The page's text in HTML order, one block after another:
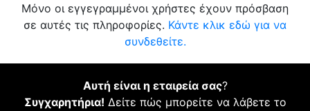
Μόνο οι εγγεγραμμένοι χρήστες έχουν πρόσβαση
σε αυτές τις πληροφορίες. Κάντε κλικ εδώ για να
συνδεθείτε.
Αυτή είναι η εταιρεία σας?
Συγχαρητήρια! Δείτε πώς μπορείτε να λάβετε το